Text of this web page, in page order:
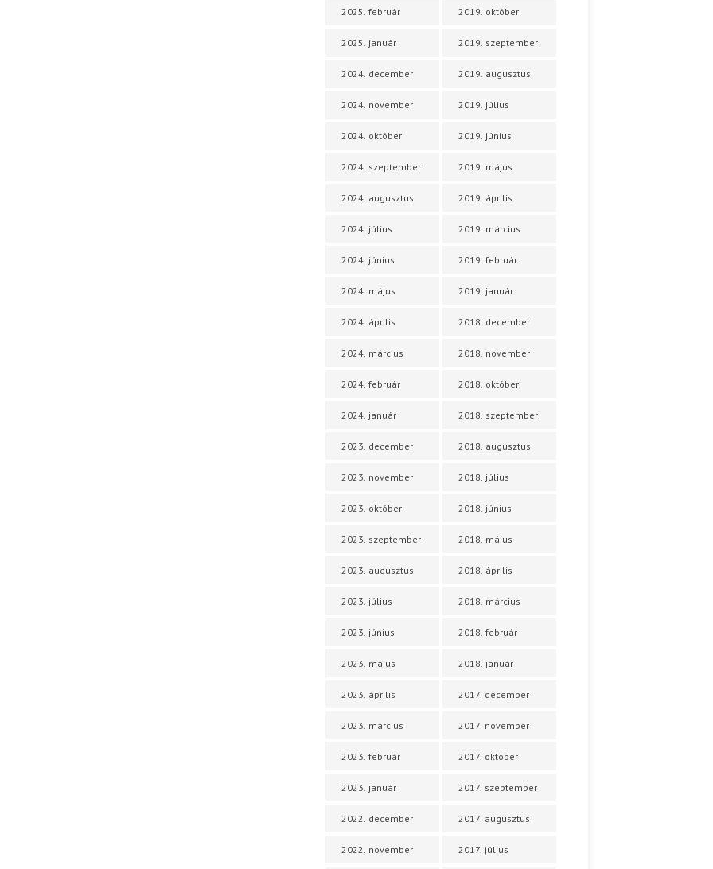
2025. február
2025. január
2024. december
2024. november
2024. október
2024. szeptember
2024. augusztus
2024. július
2024. június
2024. május
2024. április
2024. március
2024. február
2024. január
2023. december
2023. november
2023. október
2023. szeptember
2023. augusztus
2023. július
2023. június
2023. május
2023. április
2023. március
2023. február
2023. január
2022. december
2022. november
2019. október
2019. szeptember
2019. augusztus
2019. július
2019. június
2019. május
2019. április
2019. március
2019. február
2019. január
2018. december
2018. november
2018. október
2018. szeptember
2018. augusztus
2018. július
2018. június
2018. május
2018. április
2018. március
2018. február
2018. január
2017. december
2017. november
2017. október
2017. szeptember
2017. augusztus
2017. július